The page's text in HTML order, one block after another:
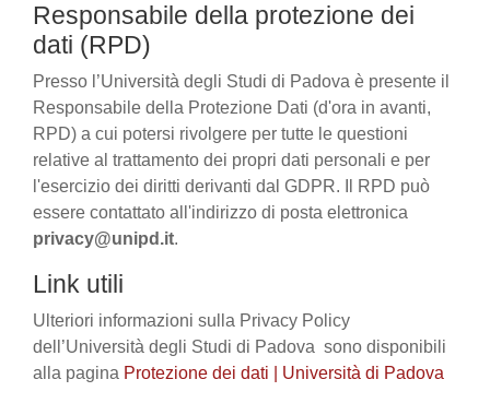
Responsabile della protezione dei
dati (RPD)
Presso l’Università degli Studi di Padova è presente il
Responsabile della Protezione Dati (d'ora in avanti,
RPD) a cui potersi rivolgere per tutte le questioni
relative al trattamento dei propri dati personali e per
l'esercizio dei diritti derivanti dal GDPR. Il RPD può
essere contattato all'indirizzo di posta elettronica
privacy@unipd.it.
Link utili
Ulteriori informazioni sulla Privacy Policy
dell’Università degli Studi di Padova sono disponibili
alla pagina Protezione dei dati | Università di Padova